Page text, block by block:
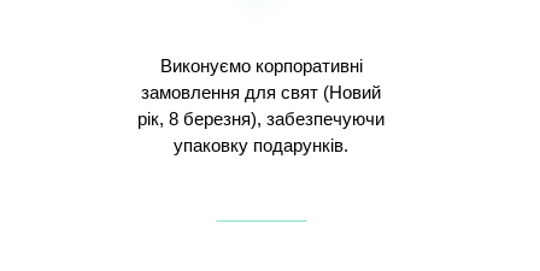
Виконуємо корпоративні
замовлення для свят (Новий
рік, 8 березня), забезпечуючи
упаковку подарунків.